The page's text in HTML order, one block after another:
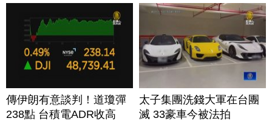
傳伊朗有意談判！道瓊彈
238點 台積電ADR收高
太子集團洗錢大軍在台團
滅 33豪車今被法拍